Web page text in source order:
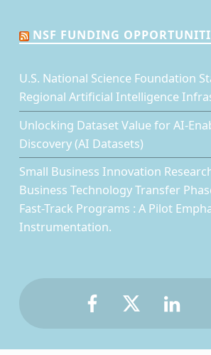
NSF FUNDING
U.S. National Science Foundation
Regional Artificial Intelligence
Unlocking Dataset Value for AI-
Discovery (AI Datasets)
Small Business Innovation
Business Technology Transfer
Fast-Track Programs : A Pilot
Instrumentation.